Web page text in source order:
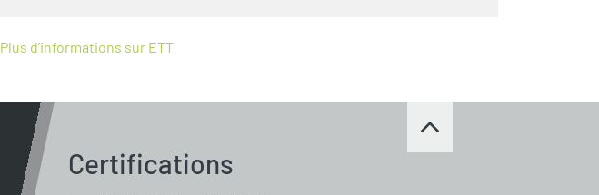
Plus d’informations sur ETT
Certifications